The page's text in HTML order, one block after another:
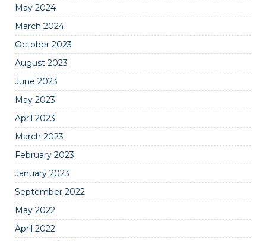
May 2024
March 2024
October 2023
August 2023
June 2023
May 2023
April 2023
March 2023
February 2023
January 2023
September 2022
May 2022
April 2022